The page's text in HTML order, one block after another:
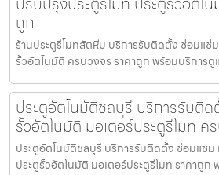
ถูก
ร้านประตูรีโมทสัตหีบ บริการรับติดตั้ง ซ่อมแซ่
รั้วอัตโนมัติ ครบวงจร ราคาถูก พร้อมบริการดู
ประตูอัตโนมัติชลบุรี บริการรับติด
รั้วอัตโนมัติ มอเตอร์ประตูรีโมท ค
ประตูอัตโนมัติชลบุรี บริการรับติดตั้ง ซ่อมแซม
ประตูรั้วอัตโนมัติ มอเตอร์ประตูรีโมท ราคาถูก